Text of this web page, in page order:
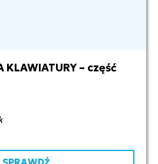
zł netto
KLAWIATURY – część